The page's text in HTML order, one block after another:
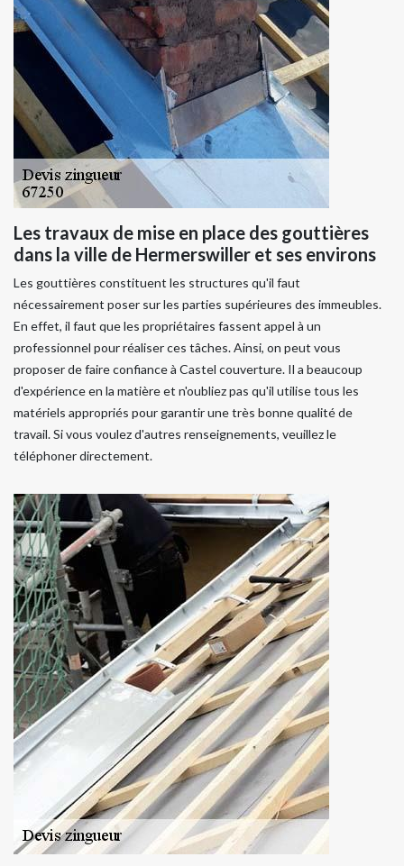
Les travaux de mise en place des gouttières
dans la ville de Hermerswiller et ses environs
Les gouttières constituent les structures qu'il faut
nécessairement poser sur les parties supérieures des immeubles.
En effet, il faut que les propriétaires fassent appel à un
professionnel pour réaliser ces tâches. Ainsi, on peut vous
proposer de faire confiance à Castel couverture. Il a beaucoup
d'expérience en la matière et n'oubliez pas qu'il utilise tous les
matériels appropriés pour garantir une très bonne qualité de
travail. Si vous voulez d'autres renseignements, veuillez le
téléphoner directement.